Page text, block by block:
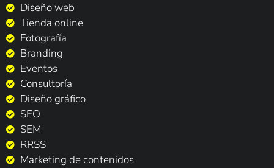
Diseño web
Tienda online
Fotografía
Branding
Eventos
Consultoría
Diseño gráfico
SEO
SEM
RRSS
Marketing de contenidos